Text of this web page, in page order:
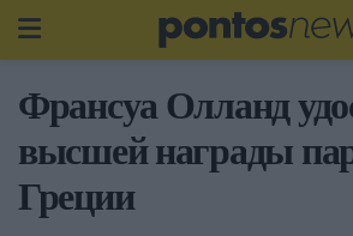
Франсуа Олланд
высшей награды
Греции